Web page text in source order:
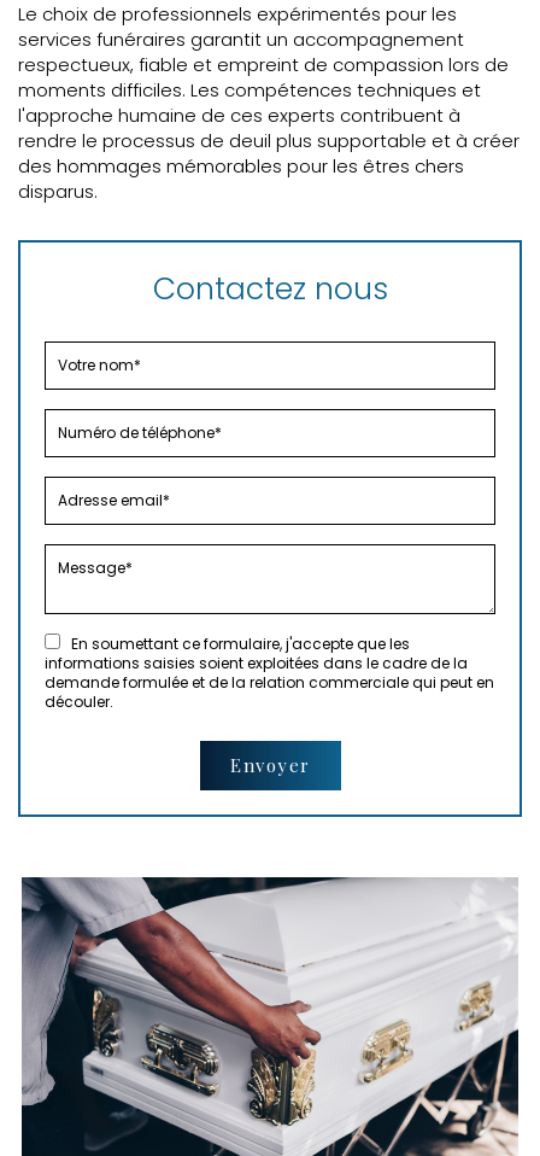
Le choix de professionnels expérimentés pour les
services funéraires garantit un accompagnement
respectueux, fiable et empreint de compassion lors de
moments difficiles. Les compétences techniques et
l'approche humaine de ces experts contribuent à
rendre le processus de deuil plus supportable et à créer
des hommages mémorables pour les êtres chers
disparus.
Contactez nous
En soumettant ce formulaire, j'accepte que les
informations saisies soient exploitées dans le cadre de la
demande formulée et de la relation commerciale qui peut en
découler.